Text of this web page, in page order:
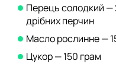
Перець солодкий —
дрібних перчин
Масло рослинне —
Цукор — 150 грам